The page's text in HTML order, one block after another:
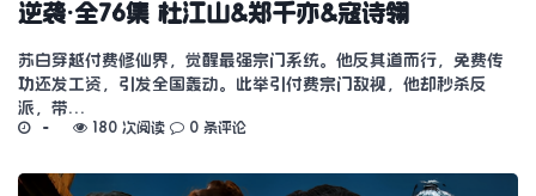
逆袭·全76集 杜江山&郑千亦&寇诗翎
苏白穿越付费修仙界，觉醒最强宗门系统。他反其道而行，免费传
功还发工资，引发全国轰动。此举引付费宗门敌视，他却秒杀反
派，带…
180 次阅读 0 条评论